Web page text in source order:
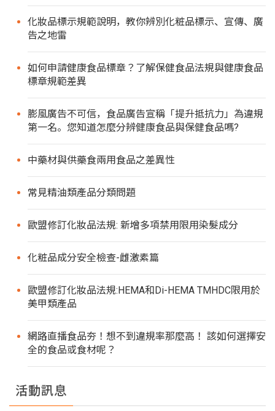
化妝品標示規範說明，教你辨別化粧品標示、宣傳、廣
告之地雷
如何申請健康食品標章？了解保健食品法規與健康食品
標章規範差異
膨風廣告不可信，食品廣告宣稱「提升抵抗力」為違規
第一名。您知道怎麼分辨健康食品與保健食品嗎?
中藥材與供藥食兩用食品之差異性
常見精油類產品分類問題
歐盟修訂化妝品法規: 新增多項禁用限用染髮成分
化粧品成分安全檢查-雌激素篇
歐盟修訂化妝品法規:HEMA和Di-HEMA TMHDC限用於
美甲類產品
網路直播食品夯！想不到違規率那麼高！ 該如何選擇安
全的食品或食材呢？
活動訊息